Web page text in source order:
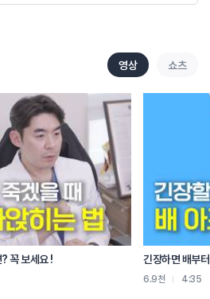
라는 개념
정에 대해서
동을 하거나
근육 세포들
대
조금씩은 손상이 되는 거예요.
음에 잠을 자면서
시 또 공급을 하고요.
에 1~2% 정도
같아요.
하느냐에 따라서
잘 유지가 되는 사람들은
영상 쇼츠
꼭 보세요 ! 긴장하면 배부
6.9천 4:35